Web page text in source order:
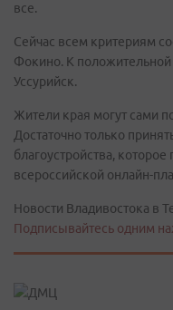
все.
Сейчас всем критериям
Фокино. К положительной
Уссурийск.
Жители края могут сами
Достаточно только
благоустройства,
всероссийской онлайн-
Новости Владивостока в
Подписывайтесь одним